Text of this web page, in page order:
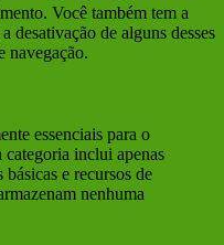
Você também tem a
desativação de alguns desses
navegação.
essenciais para o
inclui apenas
e recursos de
nenhuma